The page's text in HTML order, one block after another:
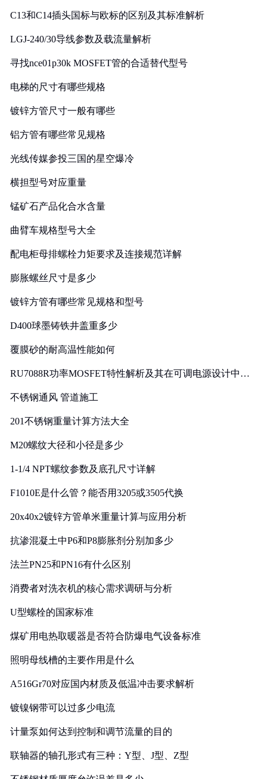
C13和C14插头国标与欧标的区别及其标准解析
LGJ-240/30导线参数及载流量解析
寻找nce01p30k MOSFET管的合适替代型号
电梯的尺寸有哪些规格
镀锌方管尺寸一般有哪些
铝方管有哪些常见规格
光线传媒参投三国的星空爆冷
横担型号对应重量
锰矿石产品化合水含量
曲臂车规格型号大全
配电柜母排螺栓力矩要求及连接规范详解
膨胀螺丝尺寸是多少
镀锌方管有哪些常见规格和型号
D400球墨铸铁井盖重多少
覆膜砂的耐高温性能如何
RU7088R功率MOSFET特性解析及其在可调电源设计中的
不锈钢通风 管道施工
201不锈钢重量计算方法大全
M20螺纹大径和小径是多少
1-1/4 NPT螺纹参数及底孔尺寸详解
F1010E是什么管？能否用3205或3505代换
20x40x2镀锌方管单米重量计算与应用分析
抗渗混凝土中P6和P8膨胀剂分别加多少
法兰PN25和PN16有什么区别
消费者对洗衣机的核心需求调研与分析
U型螺栓的国家标准
煤矿用电热取暖器是否符合防爆电气设备标准
照明母线槽的主要作用是什么
A516Gr70对应国内材质及低温冲击要求解析
镀镍钢带可以过多少电流
计量泵如何达到控制和调节流量的目的
联轴器的轴孔形式有三种：Y型、J型、Z型